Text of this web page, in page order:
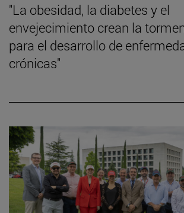
"La obesidad, la diabetes y el
envejecimiento crean la
para el desarrollo de
crónicas"